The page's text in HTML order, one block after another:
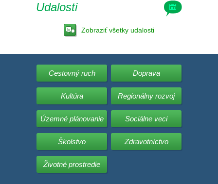
Udalosti
Zobraziť všetky udalosti
Cestovný ruch Doprava
Kultúra Regionálny rozvoj
Územné plánovanie Sociálne veci
Školstvo Zdravotníctvo
Životné prostredie